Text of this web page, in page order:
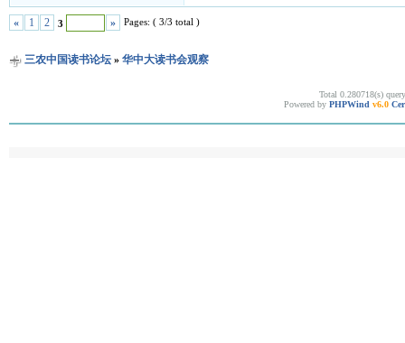
« 1 2 3 » Pages: ( 3/3 total )
三农中国读书论坛» 华中大读书会观察
Total 0.280718(s)
Powered by PHPWind v6.0